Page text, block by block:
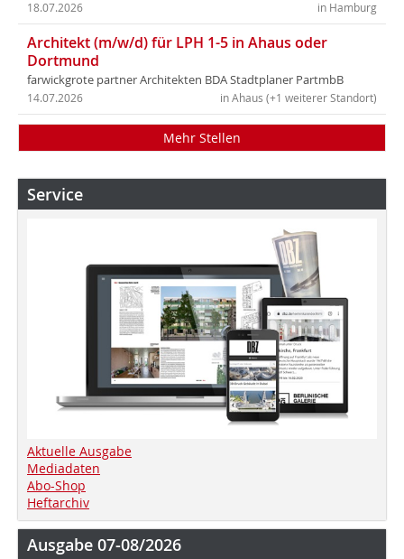
in Hamburg
18.07.2026
Architekt (m/w/d) für LPH 1-5 in Ahaus oder
Dortmund
farwickgrote partner Architekten BDA Stadtplaner PartmbB
in Ahaus (+1 weiterer Standort)
14.07.2026
Mehr Stellen
Service
Aktuelle Ausgabe
Mediadaten
Abo-Shop
Heftarchiv
Ausgabe 07-08/2026